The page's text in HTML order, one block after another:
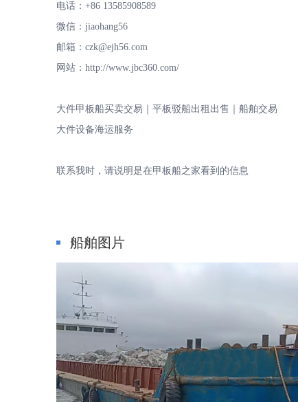
船
电话：+86 13585908589
微信：jiaohang56
邮箱：czk@ejh56.com
网站：http://www.jbc360.com/
大件甲板船买卖交易｜平板驳船出租出售｜船舶交易
大件设备海运服务
联系我时，请说明是在甲板船之家看到的信息
船舶图片